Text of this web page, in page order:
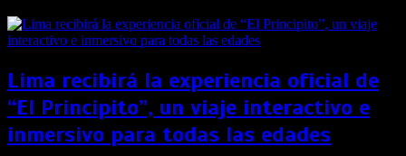
Lima recibirá la experiencia oficial de
“El Principito”, un viaje interactivo e
inmersivo para todas las edades